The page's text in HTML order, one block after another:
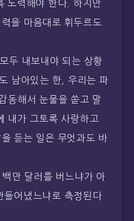
노력해야 한다. 하지만
을 마음대로 휘두르도
두 내보내야 되는 상황
남아있는 한, 우리는 파
동해서 눈물을 쏟고 말
내가 그토록 사랑하고
듣는 일은 무엇과도 바
만 달러를 버느냐가 아
들어냈느냐로 측정된다